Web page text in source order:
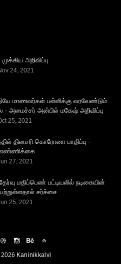
அறிவிப்பு
24, 2021
மாணவர்கள் பள்ளிக்கு வரவேண்டும்
- அமைச்சர் அன்பில் மகேஷ் அறிவிப்பு
25, 2021
தினசரி கொரோனா பாதிப்பு -
எண்ணிக்கை
27, 2021
மதிப்பெண் பட்டியலில் நடிகையின்
சர்ச்சை
25, 2021
2026 Kaninikkalvi